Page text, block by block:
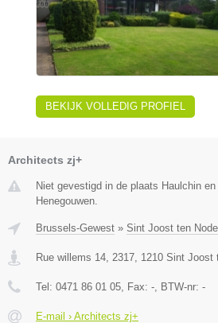
BEKIJK VOLLEDIG PROFIEL
Architects zj+
Niet gevestigd in de plaats Haulchin
Henegouwen.
Brussels-Gewest » Sint Joost ten Node
Rue willems 14, 2317 1210 Sint Joost
Tel: 0471 86 01 05 , Fax: - , BTW-nr: -
E-mail › Architects zj+